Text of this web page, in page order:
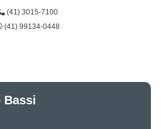
(41) 3015-7100
(41) 99134-0448
Luciano Rueda
Oliveira